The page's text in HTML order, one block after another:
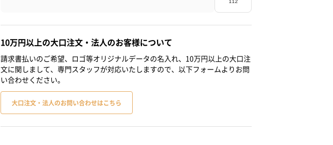
10万円以上の大口注文・法人のお客様について
請求書払いのご希望、ロゴ等オリジナルデータの名入れ、10万円以上の大口注
文に関しまして、専門スタッフが対応いたしますので、以下フォームよりお問
い合わせください。
大口注文・法人のお問い合わせはこちら